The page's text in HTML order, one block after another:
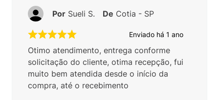
Enviado há 1 ano
Otimo atendimento, entrega conforme
solicitação do cliente, otima recepção, fui
muito bem atendida desde o início da
compra, até o recebimento
Por Sueli S. De Cotia - SP